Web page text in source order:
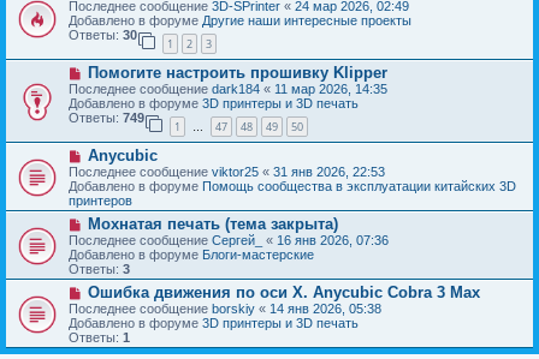
и
е
б
щ
н
е
в
о
с
о
б
щ
н
и
е
Последнее сообщение 3D-SPrinter « 24 мар 2026, 02:49
Добавлено в форуме Другие наши интересные проекты
Ответы: 30
1 2 3
Н
о
в
о
е
с
о
о
б
щ
е
н
и
е
Помогите настроить прошивку Klipper
Последнее сообщение dark184 « 11 мар 2026, 14:35
Добавлено в форуме 3D принтеры и 3D печать
Ответы: 749
1 … 47 48 49 50
Н
о
в
о
е
о
о
б
щ
е
н
и
е
Anycubic
Последнее сообщение viktor25 « 31 янв 2026, 22:53
Добавлено в форуме Помощь сообщества в эксплуатации китайских 3D
принтеров
Н
о
в
о
е
с
о
о
б
щ
Мохнатая печать (тема закрыта)
Последнее сообщение Сергей_ « 16 янв 2026, 07:36
Добавлено в форуме Блоги-мастерские
Ответы: 3
Н
о
в
о
е
Ошибка движения по оси Х. Anycubic Cobra 3 Max
Последнее сообщение borskiy « 14 янв 2026, 05:38
Добавлено в форуме 3D принтеры и 3D печать
Ответы: 1